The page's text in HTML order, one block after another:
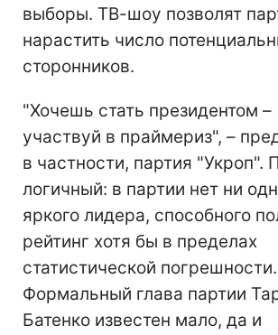
выборы. ТВ-шоу позволят
нарастить число
сторонников.
"Хочешь стать президентом –
участвуй в праймериз", –
в частности, партия "Укроп".
логичный: в партии нет ни
яркого лидера, способного
рейтинг хотя бы в пределах
статистической погрешности.
Формальный глава партии
Батенко известен мало, да и